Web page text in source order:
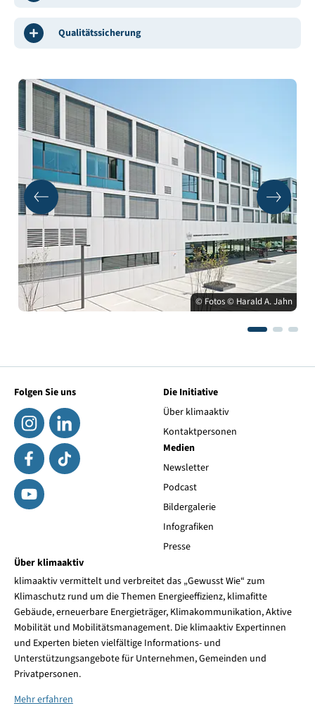
Qualitätssicherung
© Fotos © Harald A. Jahn
Folgen Sie uns
Die Initiative
Über klimaaktiv
Kontaktpersonen
Medien
Newsletter
Podcast
Bildergalerie
Infografiken
Presse
Über klimaaktiv
klimaaktiv vermittelt und verbreitet das „Gewusst Wie“ zum
Klimaschutz rund um die Themen Energieeffizienz, klimafitte
Gebäude, erneuerbare Energieträger, Klimakommunikation, Aktive
Mobilität und Mobilitätsmanagement. Die klimaaktiv Expertinnen
und Experten bieten vielfältige Informations- und
Unterstützungsangebote für Unternehmen, Gemeinden und
Privatpersonen.
Mehr erfahren